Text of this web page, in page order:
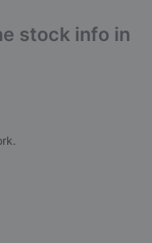
stock info in